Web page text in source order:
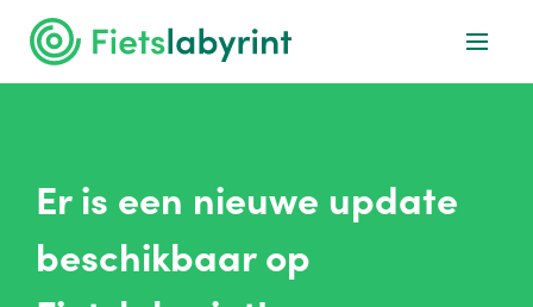
Er is een nieuwe update
beschikbaar op